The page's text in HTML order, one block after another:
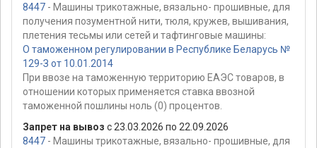
8447 - Машины трикотажные, вязально- прошивные, для
получения позументной нити, тюля, кружев, вышивания,
плетения тесьмы или сетей и тафтинговые машины:
О таможенном регулировании в Республике Беларусь №
129-З от 10.01.2014
При ввозе на таможенную территорию ЕАЭС товаров, в
отношении которых применяется ставка ввозной
таможенной пошлины ноль (0) процентов.
Запрет на вывоз с 23.03.2026 по 22.09.2026
8447 - Машины трикотажные, вязально- прошивные, для